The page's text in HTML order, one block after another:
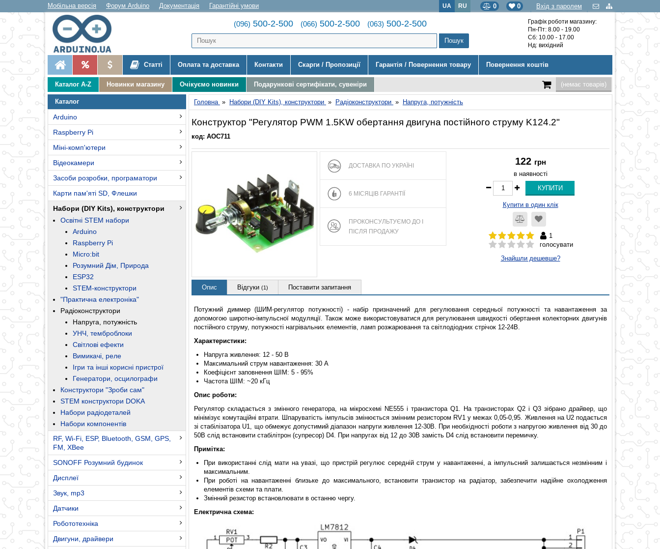
Мобільна версія Форум Arduino Документація Гарантійні умови Вхід з паролем
0
0
UA RU
(096) 500-2-500 (066) 500-2-500 (063) 500-2-500
Графік роботи магазину:
Пн-Пт: 8.00 - 19.00
Сб: 10.00 - 17.00
Нд: вихідний
Статті Оплата та доставка Контакти Скарги / Пропозиції Гарантія / Повернення товару Повернення коштів
Каталог A-Z Новинки магазину Очікуємо новинки Подарункові сертифікати, сувеніри (немає товарів)
Каталог
Arduino
Raspberry Pi
Міні-комп'ютери
Відеокамери
Засоби розробки, програматори
Карти пам'яті SD, Флешки
Набори (DIY Kits), конструктори
Освітні STEM набори
Arduino
Raspberry Pi
Micro:bit
Розумний Дім, Природа
ESP32
STEM-конструктори
"Практична електроніка"
Радіоконструктори
Напруга, потужність
УНЧ, темброблоки
Світлові ефекти
Вимикачі, реле
Ігри та інші корисні пристрої
Генератори, осцилографи
Конструктори "Зроби сам"
STEM конструктори DOKA
Набори радіодеталей
Набори компонентів
RF, Wi-Fi, ESP, Bluetooth, GSM, GPS,
FM, XBee
SONOFF Розумний будинок
Дисплеї
Звук, mp3
Датчики
Робототехніка
Двигуни, драйвери
Головна » Набори (DIY Kits), конструктори » Радіоконструктори » Напруга, потужність
Конструктор "Регулятор PWM 1.5KW обертання двигуна постійного струму K124.2"
код: AOC711
ДОСТАВКА ПО УКРАЇНІ
6 МІСЯЦІВ ГАРАНТІЇ
ПРОКОНСУЛЬТУЄМО ДО І
ПІСЛЯ ПРОДАЖУ
122 грн
в наявності
Купити в один клік
1
голосувати
Знайшли дешевше?
Опис Відгуки (1) Поставити запитання
Потужний диммер (ШИМ-регулятор потужності) - набір призначений для регулювання середньої потужності та навантаження за
допомогою широтно-імпульсної модуляції. Також може використовуватися для регулювання швидкості обертання колекторних двигунів
постійного струму, потужності нагрівальних елементів, ламп розжарювання та світлодіодних стрічок 12-24В.
Характеристики:
Напруга живлення: 12 - 50 В
Максимальний струм навантаження: 30 А
Коефіцієнт заповнення ШІМ: 5 - 95%
Частота ШІМ: ~20 кГц
Опис роботи:
Регулятор складається з змінного генератора, на мікросхемі NE555 і транзистора Q1. На транзисторах Q2 і Q3 зібрано драйвер, що
мінімізує комутаційні втрати. Шпаруватість імпульсів змінюється змінним резистором RV1 у межах 0,05-0,95. Живлення на U2 подається
зі стабілізатора U1, що обмежує допустимий діапазон напруги живлення 12-30В. При необхідності роботи з напругою живлення від 30 до
50В слід встановити стабілітрон (супресор) D4. При напругах від 12 до 30В замість D4 слід встановити перемичку.
Примітка:
При використанні слід мати на увазі, що пристрій регулює середній струм у навантаженні, а імпульсний залишається незмінним і
максимальним.
При роботі на навантаженні близьке до максимального, встановити транзистор на радіатор, забезпечити надійне охолодження
елементів схеми та плати.
Змінний резистор встановлювати в останню чергу.
Електрична схема: